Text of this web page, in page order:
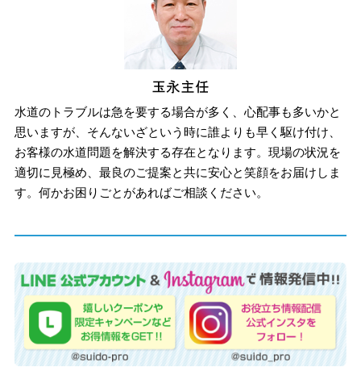
水道のトラブルは急を要する場合が多く、心配事も多いかと
思いますが、そんないざという時に誰よりも早く駆け付け、
お客様の水道問題を解決する存在となります。現場の状況を
適切に見極め、最良のご提案と共に安心と笑顔をお届けしま
す。何かお困りごとがあればご相談ください。